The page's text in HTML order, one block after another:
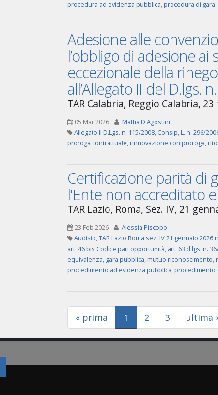
procedura ad evidenza pubblica,procedura di gara
Adesione alle
l’obbligo di adesione ai
eccezionale della
all’Allegato II del D.lgs.
TAR Calabria, Reggio Calabria,
05 Mar 2026
Mattia D'Agostini
Allegato II D.Lgs. n. 115/2008, Consip,L. n. 296/
proroga contrattuale,rinnovazione con proroga,
Certificazione parità di
l'Ente non accreditato
TAR Lazio, Roma, Sez. IV, 21
23 Feb 2026
Alessia Piscopo
Audisio,TAR Lazio Roma sez. IV 21 gennaio 2026
art. 46 bis Codice pari opportunità, art. 63 d.lgs. n.
equivalenza, gara pubblica,mutuo riconoscimento,
procedimento ad evidenza pubblica,procedimento
« prima 1 (current)
2 3 ultima